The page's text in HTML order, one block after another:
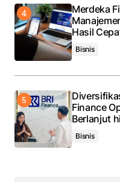
Merdeka
Hasil
Bisnis
Finance
Berlanjut
Bisnis